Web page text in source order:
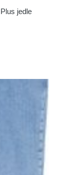
jedle